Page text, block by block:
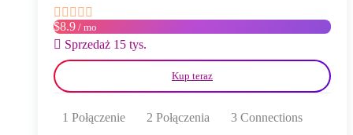
$8.9 / mo
Sprzedaż 15 tys.
Kup teraz
1 Połączenie 2 Połączenia 3 Connections